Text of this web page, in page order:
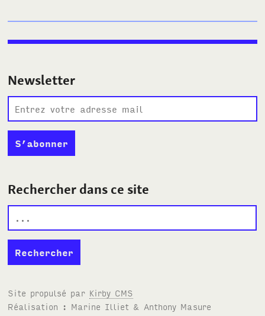
Newsletter
Rechercher dans ce site
Site propulsé par Kirby CMS
Réalisation : Marine Illiet & Anthony Masure